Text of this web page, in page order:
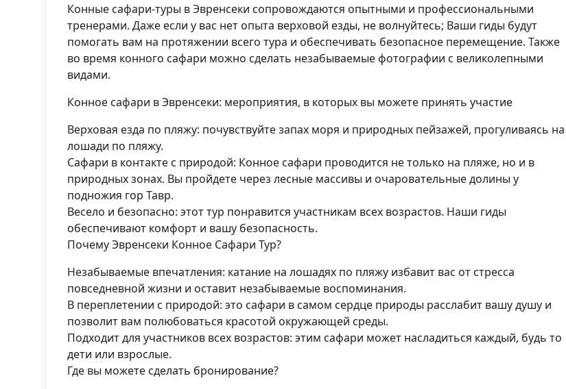
Конные сафари-туры в Эвренсеки сопровождаются опытными и профессиональными
тренерами. Даже если у вас нет опыта верховой езды, не волнуйтесь; Ваши гиды будут
помогать вам на протяжении всего тура и обеспечивать безопасное перемещение. Также
во время конного сафари можно сделать незабываемые фотографии с великолепными
видами.
Конное сафари в Эвренсеки: мероприятия, в которых вы можете принять участие
Верховая езда по пляжу: почувствуйте запах моря и природных пейзажей, прогуливаясь на
лошади по пляжу.
Сафари в контакте с природой: Конное сафари проводится не только на пляже, но и в
природных зонах. Вы пройдете через лесные массивы и очаровательные долины у
подножия гор Тавр.
Весело и безопасно: этот тур понравится участникам всех возрастов. Наши гиды
обеспечивают комфорт и вашу безопасность.
Почему Эвренсеки Конное Сафари Тур?
Незабываемые впечатления: катание на лошадях по пляжу избавит вас от стресса
повседневной жизни и оставит незабываемые воспоминания.
В переплетении с природой: это сафари в самом сердце природы расслабит вашу душу и
позволит вам полюбоваться красотой окружающей среды.
Подходит для участников всех возрастов: этим сафари может насладиться каждый, будь то
дети или взрослые.
Где вы можете сделать бронирование?